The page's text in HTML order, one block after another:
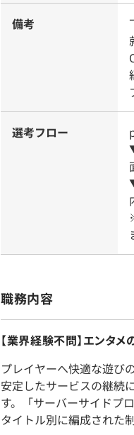
備考
選考フロー
職務内容
【業界経験不問】エンタ
プレイヤーへ快適な遊び
安定したサービスの継続
す。「サーバーサイドプ
タイトル別に編成された